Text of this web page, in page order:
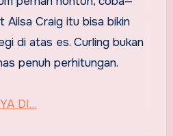
Ailsa Craig itu bisa bikin
di atas es. Curling bukan
penuh perhitungan.
DI…